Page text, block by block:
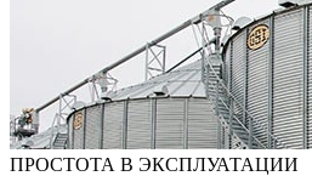
ПРОСТОТА В ЭКСПЛУАТАЦИИ